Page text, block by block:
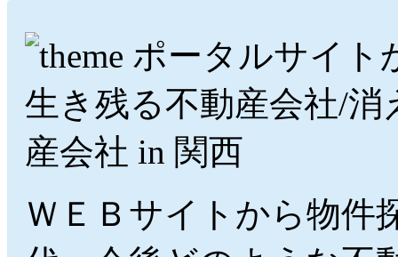
ＷＥＢサイトから物件